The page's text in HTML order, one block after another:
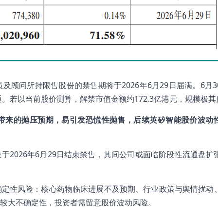
顾问所持限售股份的禁售期将于2026年6月29日届满。6月
若以当前股价测算，解禁市值金额约172.3亿港元，规模极
的抛压预期，易引发恐慌性抛售，后续英矽智能股价波动
2026年6月29日结束禁售，其间公司或面临阶段性流通盘扩
性风险：核心药物临床进展不及预期、行业政策与舆情扰动
不确定性，投资者需留意股价波动风险。